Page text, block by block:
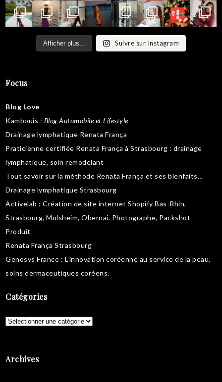
Afficher plus... Suivre sur Instagram
Focus
Blog Love
Kambouis : Blog Automobile et Lifestyle
Drainage lymphatique Renata França
Praticienne certifiée Renata França à Strasbourg : drainage
lymphatique, soin remodelant
Tout savoir sur la méthode Renata França et ses bienfaits…
Drainage lymphatique Strasbourg
Activelab : Création de site internet Shopify Bas-Rhin,
Strasbourg, Molsheim, Obernai. Photographe, Packshot
Produit
Renata França Strasbourg
Genosys France : L’innovation coréenne au service de la peau,
soins dermaceutiques coréens.
Catégories
Catégories
Archives